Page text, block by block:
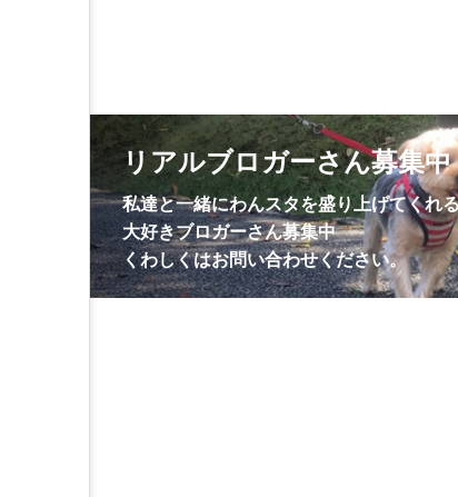
リアルブロガーさん募集中
私達と一緒にわんスタを盛り上げてくれ
大好きブロガーさん募集中
くわしくはお問い合わせください。